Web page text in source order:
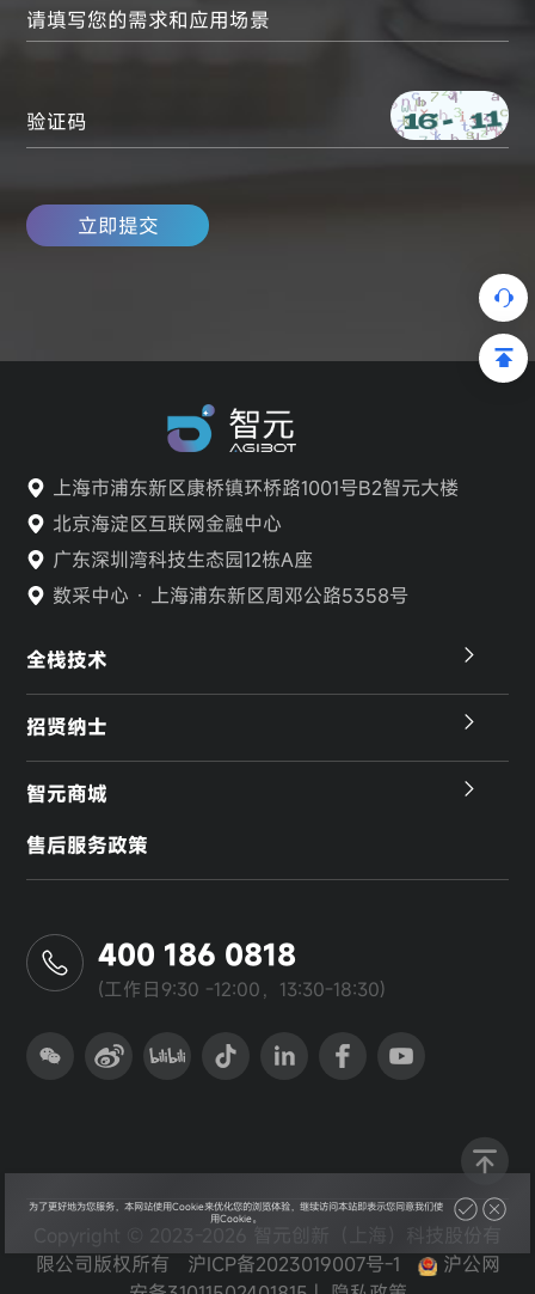
请填写您的需求和应用场景
验证码
立即提交
为了更好地为您服务，本网站使用Cookie来优化您的浏览体验，继续访问本站即表示您同意我们使
用Cookie。
上海市浦东新区康桥镇环桥路1001号B2智元大楼
北京海淀区互联网金融中心
广东深圳湾科技生态园12栋A座
数采中心 · 上海浦东新区周邓公路5358号
全栈技术
智元商城
售后服务政策
招贤纳士
400 186 0818
(工作日9:30 -12:00，13:30-18:30)
限公司版权所有 沪ICP备2023019007号-1
沪公网